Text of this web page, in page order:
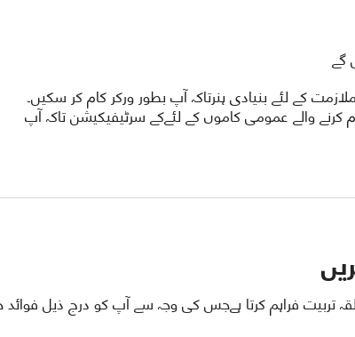
گے
کے لئے بنیادی ہنرتاکہ آپ بطور ورکر کام کر سکیں۔
والے عمومی کاموں کے لئےکے سرٹیفیکیشن تاکہ آپ
فراہم کرتا ہےجس کی وجہ سے آپ کو درج ذیل